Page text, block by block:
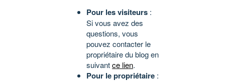
Pour les visiteurs :
Si vous avez des
questions, vous
pouvez contacter le
propriétaire du blog en
suivantce lien.
Pour le propriétaire :